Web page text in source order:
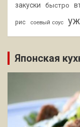
закуски
быстро
рис соевый соус
Японская